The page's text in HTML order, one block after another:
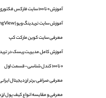
آموزش 0 تا 100 سایت فارکس فکتوری
آموزش سایت تریدینگ ویو | TradingView
معرفی سایت کوین مارکت کپ
آموزش کامل مدیریت ریسک در ترید
0 تا 100 کندل شناسی-قسمت اول
معرفی صرافی برتر ارز دیجیتال
معرفی و مقایسه انواع کیف پول ارز